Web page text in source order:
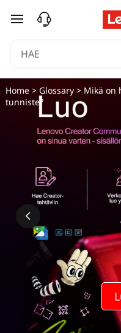
siirry pääsisältöön
Home> Glossary> Mikä on
tunniste?